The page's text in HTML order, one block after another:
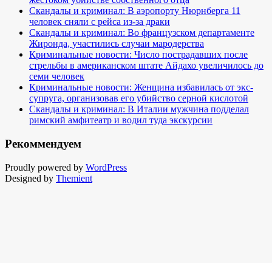
Скандалы и криминал: В аэропорту Нюрнберга 11
человек сняли с рейса из-за драки
Скандалы и криминал: Во французском департаменте
Жиронда, участились случаи мародерства
Криминальные новости: Число пострадавших после
стрельбы в американском штате Айдахо увеличилось до
семи человек
Криминальные новости: Женщина избавилась от экс-
супруга, организовав его убийство серной кислотой
Скандалы и криминал: В Италии мужчина подделал
римский амфитеатр и водил туда экскурсии
Рекоммендуем
Proudly powered by WordPress
Designed by Themient